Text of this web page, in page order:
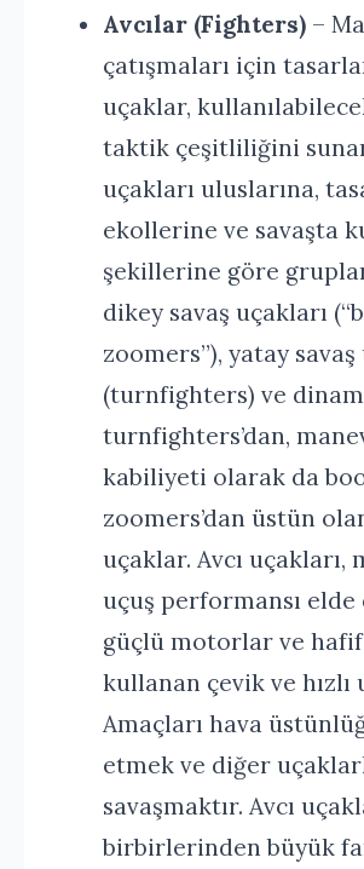
Avcılar (Fighters) –
çatışmaları için
uçaklar,
taktik çeşitliliğini
uçakları uluslarına,
ekollerine ve savaşta
şekillerine göre
dikey savaş uçakları
zoomers”), yatay savaş
(turnfighters) ve
turnfighters’dan,
kabiliyeti olarak da
zoomers’dan üstün
uçaklar. Avcı uçakları,
uçuş performansı
güçlü motorlar ve
kullanan çevik ve hızlı
Amaçları hava
etmek ve diğer
savaşmaktır. Avcı
birbirlerinden büyük